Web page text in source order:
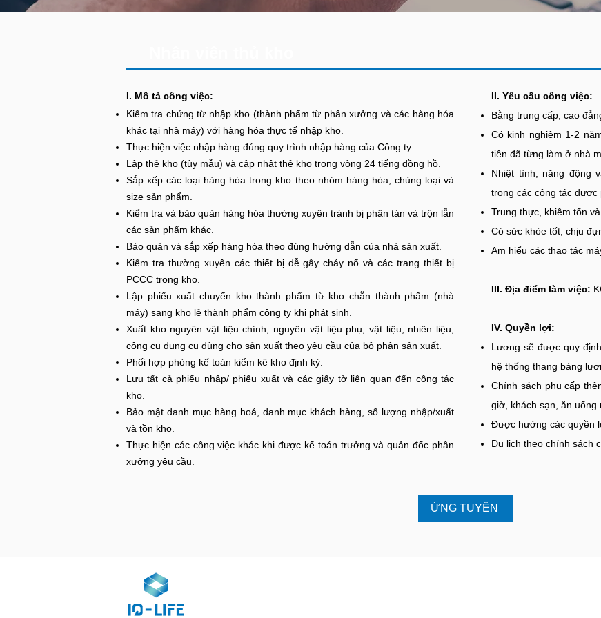
I. Mô tả công việc:
Kiểm tra chứng từ nhập kho (thành phẩm từ phân xưởng và các hàng hóa
khác tại nhà máy) với hàng hóa thực tế nhập kho.
Thực hiện việc nhập hàng đúng quy trình nhập hàng của Công ty.
Lập thẻ kho (tùy mẫu) và cập nhật thẻ kho trong vòng 24 tiếng đồng hồ.
Sắp xếp các loại hàng hóa trong kho theo nhóm hàng hóa, chủng loại và
size sản phẩm.
Kiểm tra và bảo quản hàng hóa thường xuyên tránh bị phân tán và trộn lẫn
các sản phẩm khác.
Bảo quản và sắp xếp hàng hóa theo đúng hướng dẫn của nhà sản xuất.
Kiểm tra thường xuyên các thiết bị dễ gây cháy nổ và các trang thiết bị
PCCC trong kho.
Lập phiếu xuất chuyển kho thành phẩm từ kho chẵn thành phẩm (nhà
máy) sang kho lẻ thành phẩm công ty khi phát sinh.
Xuất kho nguyên vật liệu chính, nguyên vật liệu phụ, vật liệu, nhiên liệu,
công cụ dụng cụ dùng cho sản xuất theo yêu cầu của bộ phận sản xuất.
Phối hợp phòng kế toán kiểm kê kho định kỳ.
Lưu tất cả phiếu nhập/ phiếu xuất và các giấy tờ liên quan đến công tác
kho.
Bảo mật danh mục hàng hoá, danh mục khách hàng, số lượng nhập/xuất
và tồn kho.
Thực hiện các công việc khác khi được kế toán trưởng và quản đốc phân
xưởng yêu cầu.
II. Yêu cầu công việc:
Bằng trung cấp, cao
Có kinh nghiệm 1-2
tiên đã từng làm ở nhà
Nhiệt tình, năng động
trong các công tác được
Trung thực, khiêm tốn
Có sức khỏe tốt, chịu
Am hiểu các thao tác
III. Địa điểm làm việc:
IV. Quyền lợi:
Lương sẽ được quy
hệ thống thang bảng
Chính sách phụ cấp
giờ, khách sạn, ăn uống
Được hưởng các quyền
Du lịch theo chính sách
ỨNG TUYỂN